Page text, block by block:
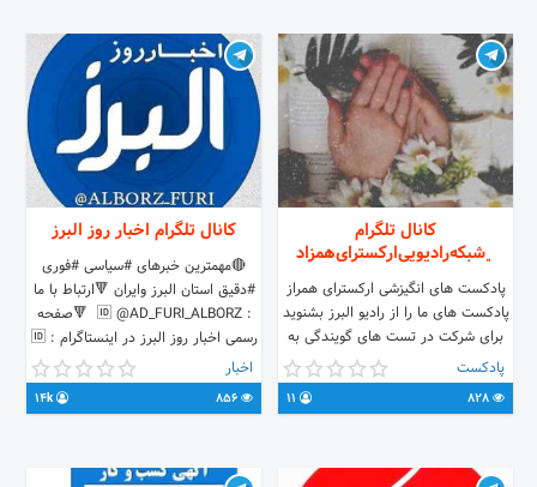
کانال تلگرام
﮼شبکه‌‌رادیویی‌ارکسترای‌همزاد
پادکست های انگیزشی ارکسترای همراز
پادکست های ما را از رادیو البرز بشنوید
برای شرکت در تست های گویندگی به
کانال ما سر بزنید
پادکست
کانال تلگرام اخبار روز البرز
🔴مهمترین خبرهای #سیاسی #فوری
#دقیق استان البرز وایران 🔻ارتباط با ما
: 🆔 @AD_FURI_ALBORZ ‌ 🔻صفحه
رسمی اخبار روز البرز در اینستاگرام : 🆔
Instagram.com/AlborzFuri ‌
🔻تعرفه تبلیغات: 🆔
@alborz_furi_ads
اخبار
14k